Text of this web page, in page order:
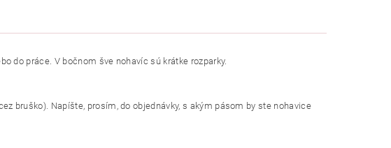
do práce. V bočnom šve nohavíc sú krátke rozparky.
bruško). Napíšte, prosím, do objednávky, s akým pásom by ste nohavice